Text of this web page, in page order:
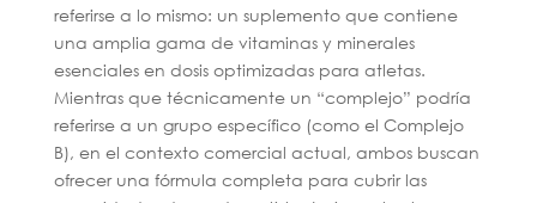
referirse a lo mismo: un suplemento que contiene
una amplia gama de vitaminas y minerales
esenciales en dosis optimizadas para atletas.
Mientras que técnicamente un “complejo” podría
referirse a un grupo específico (como el Complejo
B), en el contexto comercial actual, ambos buscan
ofrecer una fórmula completa para cubrir las